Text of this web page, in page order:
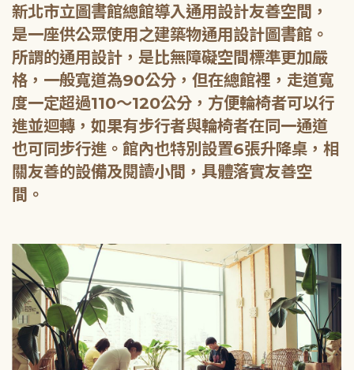
新北市立圖書館總館導入通用設計友善空間，
是一座供公眾使用之建築物通用設計圖書館。
所謂的通用設計，是比無障礙空間標準更加嚴
格，一般寬道為90公分，但在總館裡，走道寬
度一定超過110～120公分，方便輪椅者可以行
進並迴轉，如果有步行者與輪椅者在同一通道
也可同步行進。館內也特別設置6張升降桌，相
關友善的設備及閱讀小間，具體落實友善空
間。